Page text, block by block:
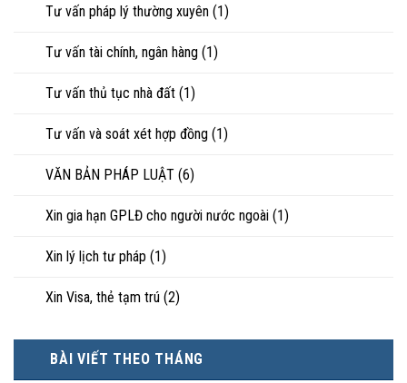
Tư vấn pháp lý thường xuyên (1)
Tư vấn tài chính, ngân hàng (1)
Tư vấn thủ tục nhà đất (1)
Tư vấn và soát xét hợp đồng (1)
VĂN BẢN PHÁP LUẬT (6)
Xin gia hạn GPLĐ cho người nước ngoài (1)
Xin lý lịch tư pháp (1)
Xin Visa, thẻ tạm trú (2)
BÀI VIẾT THEO THÁNG